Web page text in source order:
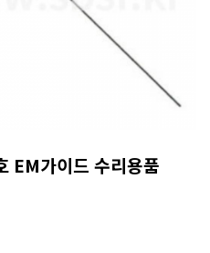
EM가이드 수리용품